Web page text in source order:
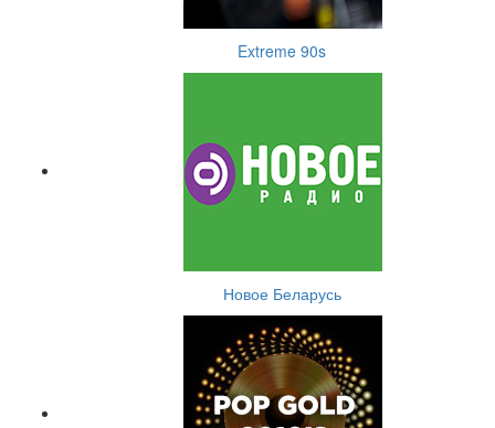
Extreme 90s
Новое Беларусь